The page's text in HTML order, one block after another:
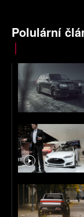
Polulární